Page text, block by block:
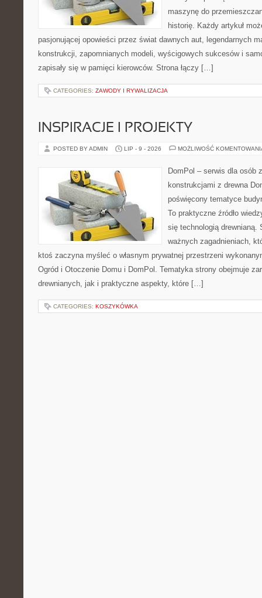
maszynę do
historię. Każdy artykuł
pasjonującej opowieści przez świat dawnych aut, legendarnych
konstrukcji, zapomnianych modeli, wyścigowych sukcesów i
zapisały się w pamięci kierowców. Strona łączy […]
CATEGORIES: ZAWODY I RYWALIZACJA
INSPIRACJE I PROJEKTY
POSTED BY ADMIN LIP - 9 - 2026 MOŻLIWOŚĆ
DomPol – serwis dla osób
konstrukcjami z drewna
poświęcony tematyce
To praktyczne źródło
się technologią drewnianą.
ważnych zagadnieniach,
ktoś zaczyna myśleć o własnym prywatnej przestrzeni
Ogród i Otoczenie Domu i DomPol. Tematyka strony obejmuje
drewnianych, jak i praktyczne aspekty, które […]
CATEGORIES: KOSZYKÓWKA